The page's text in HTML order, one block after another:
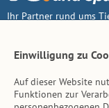
Ihr Partner rund ums
Inhalt
Einwilligung zu
Auf dieser Website
Funktionen zur